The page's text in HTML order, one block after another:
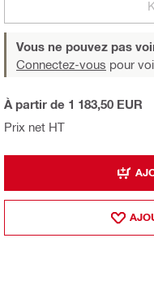
Vous ne pouvez pas
Connectez-vous pour
Prix net HT
À partir de 1 183,50 EUR